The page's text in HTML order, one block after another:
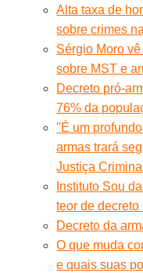
Alta taxa de
sobre crimes
Sérgio Moro
sobre MST e
Decreto pró-
76% da
"É um
armas trará
Justiça Criminal
Instituto Sou
teor de
Decreto da
O que muda
e quais suas